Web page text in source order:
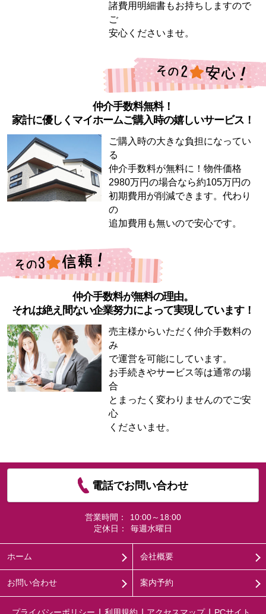
諸費用明細書もお持ちしますので
ご
安心くださいませ。
仲介手数料無料！
家計に優しくマイホームご購入時の嬉しいサービス！
ご購入時の大きな負担になってい
る
仲介手数料が無料に！物件価格
2980万円の場合なら約105万円の
初期費用が削減できます。代わり
の
追加費用も無いので安心です。
仲介手数料が無料の理由。
それは絶え間ない企業努力によって実現しています！
売主様からいただく仲介手数料の
み
で運営を可能にしています。
お手続きやサービス等は通常の場
合
とまったく変わりませんのでご安
心
くださいませ。
電話でお問い合わせ
営業時間：
10:00～18:00
定休日：
毎週水曜日
ホーム 会社概要
お問い合わせ 案内予約